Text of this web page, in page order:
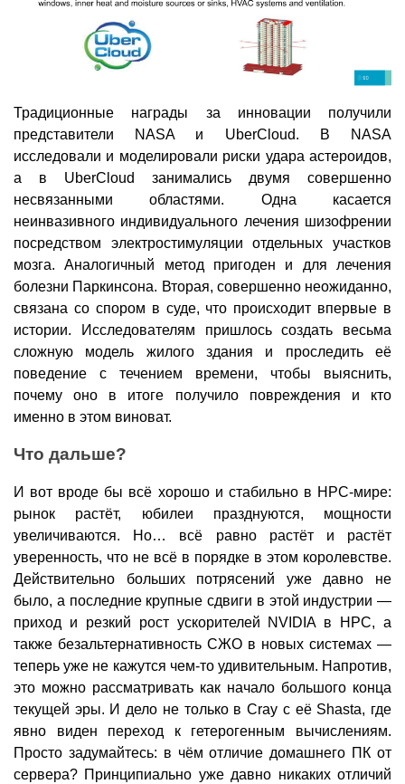
Традиционные награды за инновации получили
представители NASA и UberCloud. В NASA
исследовали и моделировали риски удара астероидов,
а в UberCloud занимались двумя совершенно
несвязанными областями. Одна касается
неинвазивного индивидуального лечения шизофрении
посредством электростимуляции отдельных участков
мозга. Аналогичный метод пригоден и для лечения
болезни Паркинсона. Вторая, совершенно неожиданно,
связана со спором в суде, что происходит впервые в
истории. Исследователям пришлось создать весьма
сложную модель жилого здания и проследить её
поведение с течением времени, чтобы выяснить,
почему оно в итоге получило повреждения и кто
именно в этом виноват.
Что дальше?
И вот вроде бы всё хорошо и стабильно в HPC-мире:
рынок растёт, юбилеи празднуются, мощности
увеличиваются. Но… всё равно растёт и растёт
уверенность, что не всё в порядке в этом королевстве.
Действительно больших потрясений уже давно не
было, а последние крупные сдвиги в этой индустрии —
приход и резкий рост ускорителей NVIDIA в HPC, а
также безальтернативность СЖО в новых системах —
теперь уже не кажутся чем-то удивительным. Напротив,
это можно рассматривать как начало большого конца
текущей эры. И дело не только в Cray с её Shasta, где
явно виден переход к гетерогенным вычислениям.
Просто задумайтесь: в чём отличие домашнего ПК от
сервера? Принципиально уже давно никаких отличий